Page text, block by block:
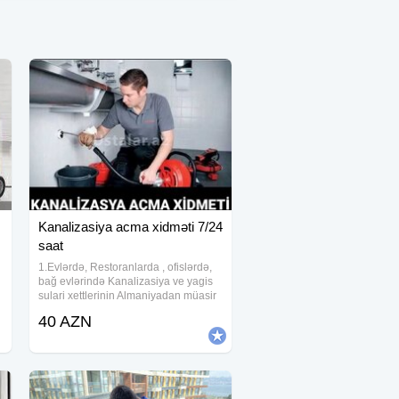
Kanalizasiya acma xidməti 7/24
saat
1.Evlərdə, Restoranlarda , ofislərdə,
bağ evlərində Kanalizasiya ve yagis
sulari xettlerinin Almaniyadan müasir
siradan cixmiş kanalizasiya xettlerinin
40 AZN